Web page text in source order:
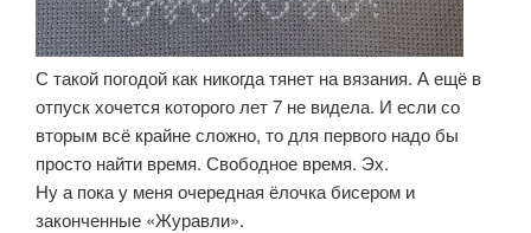
С такой погодой как никогда тянет на вязания. А ещё в
отпуск хочется которого лет 7 не видела. И если со
вторым всё крайне сложно, то для первого надо бы
просто найти время. Свободное время. Эх.
Ну а пока у меня очередная ёлочка бисером и
законченные «Журавли».